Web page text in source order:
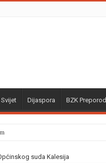
Svijet Dijaspora BZK Preporod
suda Kalesija